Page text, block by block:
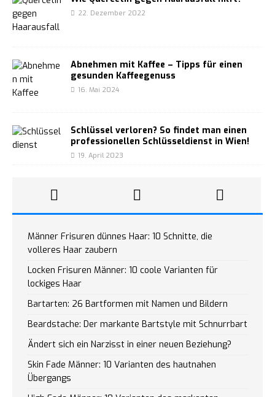
22. Dezember 2022
Abnehmen mit Kaffee – Tipps für einen
gesunden Kaffeegenuss
16. Mai 2024
Schlüssel verloren? So findet man einen
professionellen Schlüsseldienst in Wien!
19. April 2023
Männer Frisuren dünnes Haar: 10 Schnitte, die
volleres Haar zaubern
Locken Frisuren Männer: 10 coole Varianten für
lockiges Haar
Bartarten: 26 Bartformen mit Namen und Bildern
Beardstache: Der markante Bartstyle mit Schnurrbart
Ändert sich ein Narzisst in einer neuen Beziehung?
Skin Fade Männer: 10 Varianten des hautnahen
Übergangs